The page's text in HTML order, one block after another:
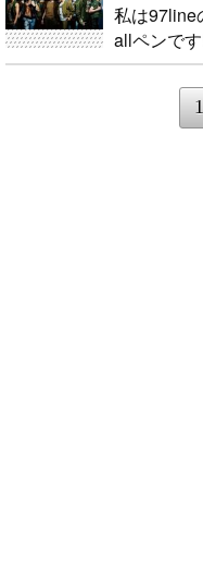
私は97line
allペンで
ください
齢とペン
1